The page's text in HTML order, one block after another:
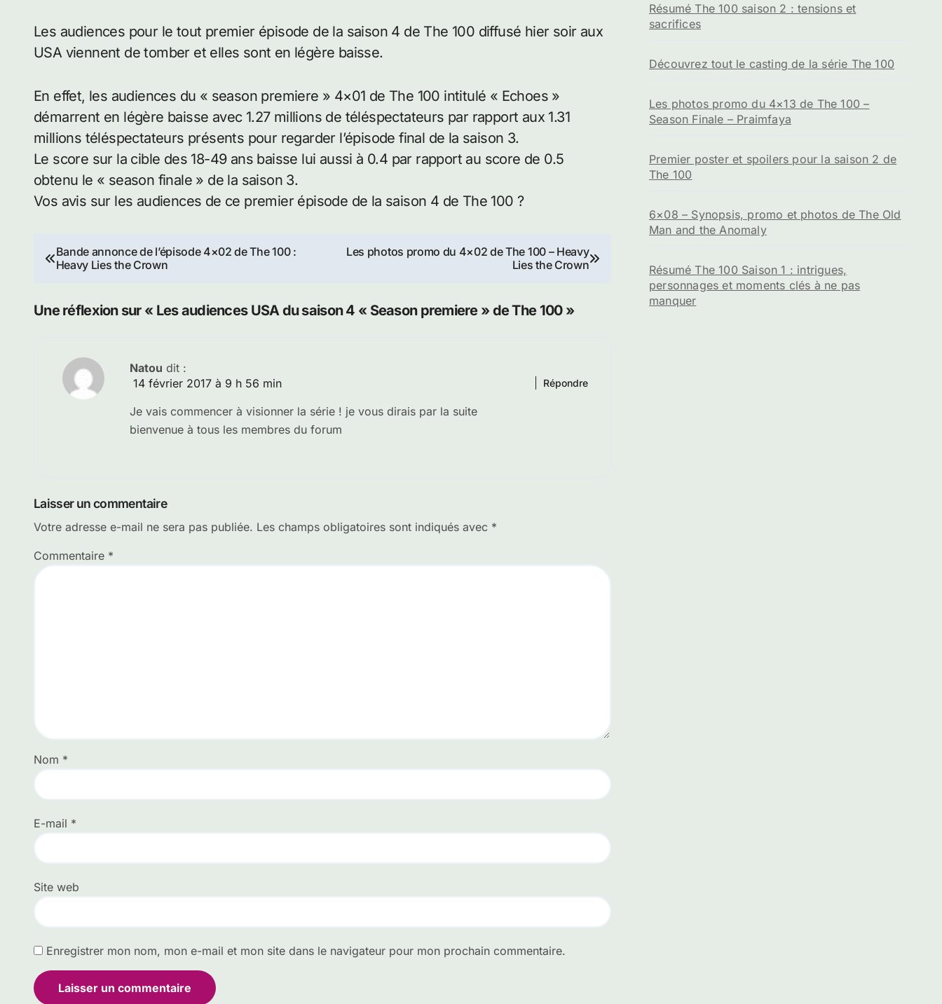
Les audiences pour le tout premier épisode de la saison 4 de The 100 diffusé hier soir aux
USA viennent de tomber et elles sont en légère baisse.
En effet, les audiences du « season premiere » 4×01 de The 100 intitulé « Echoes »
démarrent en légère baisse avec 1.27 millions de téléspectateurs par rapport aux 1.31
millions téléspectateurs présents pour regarder l’épisode final de la saison 3.
Le score sur la cible des 18-49 ans baisse lui aussi à 0.4 par rapport au score de 0.5
obtenu le « season finale » de la saison 3.
Vos avis sur les audiences de ce premier épisode de la saison 4 de The 100 ?
Navigation
l’article
Bande annonce de l’épisode 4×02 de The 100 :
Heavy Lies the Crown
Les photos promo du 4×02 de The 100 – Heavy
Lies the Crown
Une réflexion sur « Les audiences USA du saison 4 « Season premiere » de The 100 »
Natou dit :
14 février 2017 à 9 h 56 min
Je vais commencer à visionner la série ! je vous dirais par la suite
bienvenue à tous les membres du forum
Répondre
Laisser un commentaire
Votre adresse e-mail ne sera pas publiée. Les champs obligatoires sont indiqués avec *
Commentaire *
Nom *
E-mail *
Site web
Enregistrer mon nom, mon e-mail et mon site dans le navigateur pour mon prochain commentaire.
Résumé The 100 saison 2 : tensions et
sacrifices
Découvrez tout le casting de la série The 100
Les photos promo du 4×13 de The 100 –
Season Finale – Praimfaya
Premier poster et spoilers pour la saison 2 de
The 100
6×08 – Synopsis, promo et photos de The Old
Man and the Anomaly
Résumé The 100 Saison 1 : intrigues,
personnages et moments clés à ne pas
manquer